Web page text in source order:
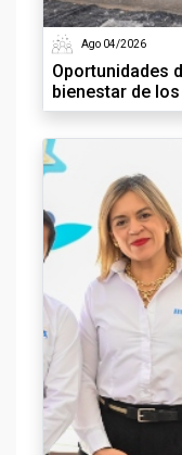
Ago 04/2026
Oportunidades
bienestar de